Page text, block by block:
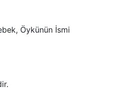
Öykünün İsmi